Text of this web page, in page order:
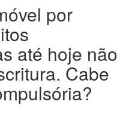
por
até hoje não
Cabe